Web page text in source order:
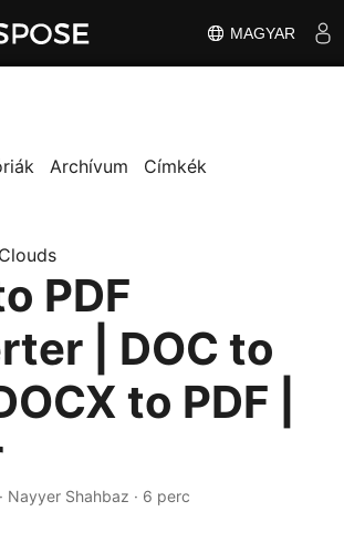
MAGYAR
Archívum Címkék
PDF
| DOC to
to PDF |
· Nayyer Shahbaz · 6 perc